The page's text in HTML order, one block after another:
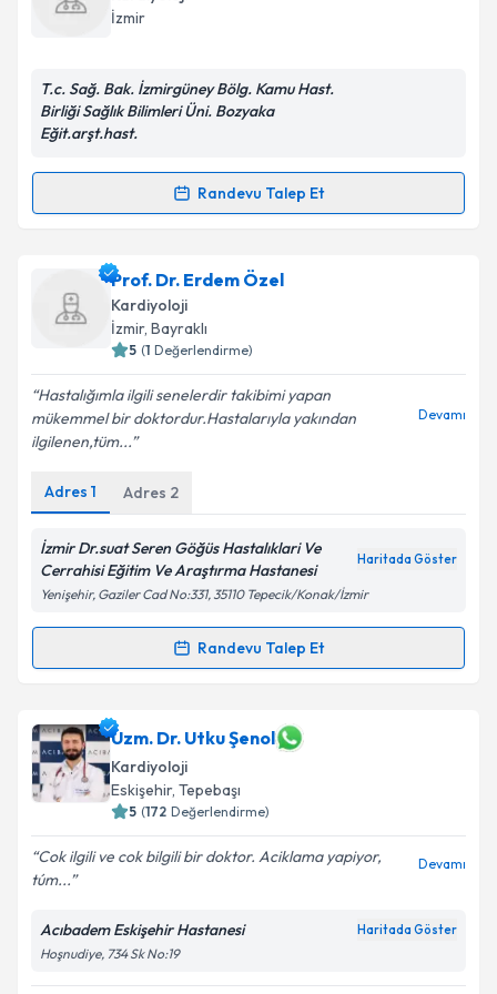
takvim hazırlandığında e-posta ile bilgilendireceğiz.
'ni okudum ve kişisel verilerimin belirtilen
kapsamda işlenmesini kabul ediyorum.
Takvim Talebini Gönder
İzmir
T.c. Sağ. Bak. İzmirgüney Bölg. Kamu Hast.
Birliği Sağlık Bilimleri Üni. Bozyaka
Eğit.arşt.hast.
Randevu Talep Et
Randevu Takvimi Talebi
Uzm. Dr. Mustafa Özgür Ceylan
takvimi talebi oluşturun. Size bu uzmandan randevu
almanız için bir takvim hazırlandığında e-posta ile
bilgilendireceğiz.
E-posta Adresiniz
Kişisel verilerimin işlenmesine ilişkin
Metni'ni okudum ve kişisel verilerimin belirtilen
kapsamda işlenmesini kabul ediyorum.
Prof. Dr. Erdem Özel
Kardiyoloji
İzmir, Bayraklı
5 (1 Değerlendirme)
Hastalığımla ilgili senelerdir takibimi yapan
mükemmel bir doktordur.Hastalarıyla yakından
ilgilenen,tüm...
Devamı
Adres 1 Adres 2
İzmir Dr.suat Seren Göğüs Hastalıklari Ve
Cerrahisi Eğitim Ve Araştırma Hastanesi
Haritada Göster
Yenişehir, Gaziler Cad No:331, 35110 Tepecik/Konak/İzmir
Randevu Talep Et
Randevu Takvimi Talebi
Prof. Dr. Erdem Özeliçin randevu takvimi talebi
oluşturun. Size bu uzmandan randevu almanız için bir
takvim hazırlandığında e-posta ile bilgilendireceğiz.
E-posta Adresiniz
Kişisel verilerimin işlenmesine ilişkin
Aydınlatma
Metni'ni okudum ve kişisel verilerimin belirtilen
Uzm. Dr. Utku Şenol
Kardiyoloji
Eskişehir, Tepebaşı
5 (172 Değerlendirme)
Cok ilgili ve cok bilgili bir doktor. Aciklama yapiyor,
túm...
Devamı
Acıbadem Eskişehir Hastanesi Haritada Göster
Hoşnudiye, 734 Sk No:19